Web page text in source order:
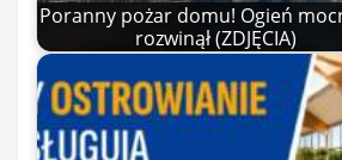
Poranny pożar domu! Ogień
rozwinął (ZDJĘCIA)